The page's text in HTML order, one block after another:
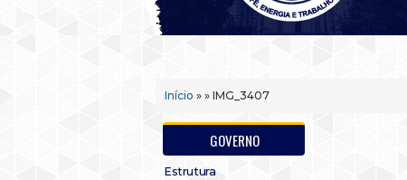
Início » » IMG_3407
GOVERNO
Estrutura